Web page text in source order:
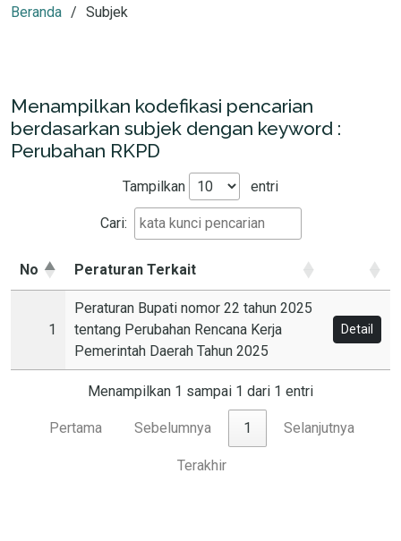
Beranda Subjek
Menampilkan kodefikasi pencarian
berdasarkan subjek dengan keyword :
Perubahan RKPD
Tampilkan entri
Cari:
No Peraturan Terkait
1
Peraturan Bupati nomor 22 tahun 2025
tentang Perubahan Rencana Kerja
Pemerintah Daerah Tahun 2025
Detail
Menampilkan 1 sampai 1 dari 1 entri
Pertama Sebelumnya 1 Selanjutnya
Terakhir